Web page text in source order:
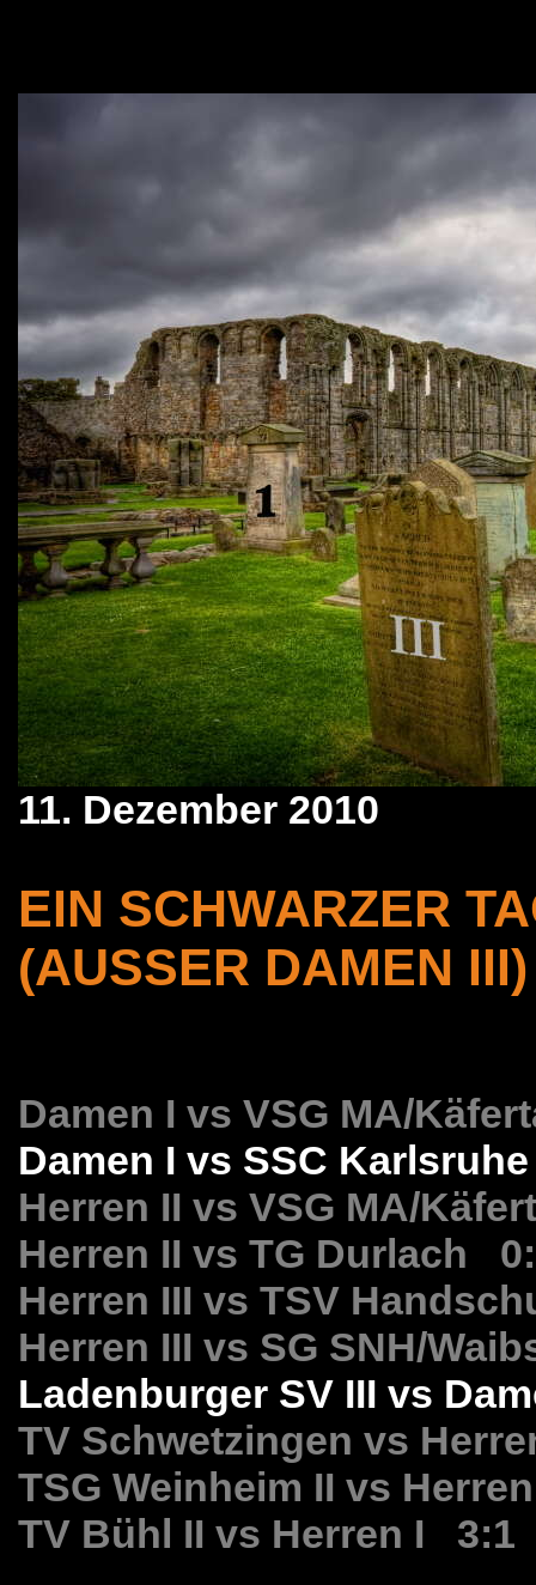
11. Dezember 2010
EIN SCHWARZER
(AUSSER DAMEN III)
Damen I vs VSG MA/
Damen I vs SSC
Herren II vs VSG MA/
Herren II vs TG Durlach
Herren III vs TSV
Herren III vs SG SNH/
Ladenburger SV III vs
TV Schwetzingen vs
TSG Weinheim II vs
TV Bühl II vs Herren I 3:1